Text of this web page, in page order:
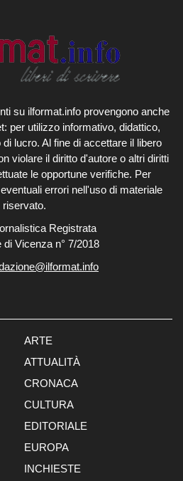
su ilformat.info provengono anche
per utilizzo informativo, didattico,
lucro. Al fine di accettare il libero
violare il diritto d'autore o altri diritti
le opportune verifiche. Per
errori nell'uso di materiale
riservato.
Registrata
di Vicenza n° 7/2018
ARTE
ATTUALITÀ
CRONACA
CULTURA
EDITORIALE
EUROPA
INCHIESTE